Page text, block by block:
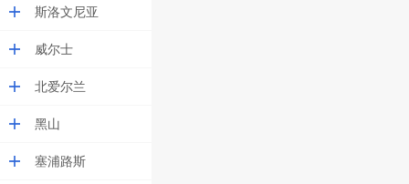
斯洛文尼亚
威尔士
北爱尔兰
黑山
塞浦路斯